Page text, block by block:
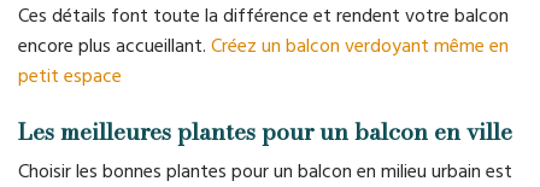
Ces détails font toute la différence et rendent votre balcon
encore plus accueillant. Créez un balcon verdoyant même en
petit espace
Les meilleures plantes pour un balcon en ville
Choisir les bonnes plantes pour un balcon en milieu urbain est